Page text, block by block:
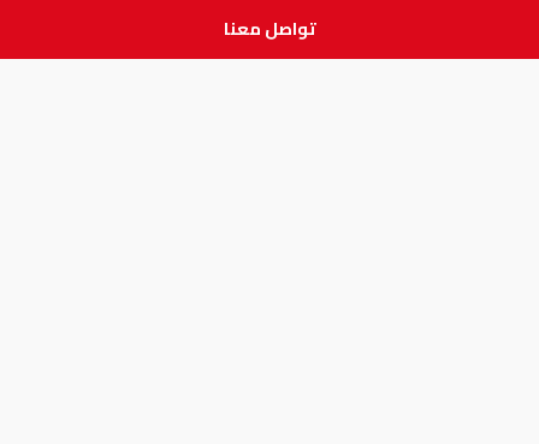
تواصل معنا